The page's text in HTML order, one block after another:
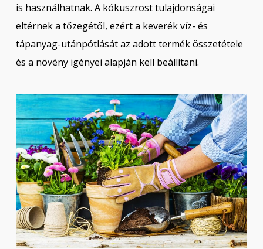
is használhatnak. A kókuszrost tulajdonságai
eltérnek a tőzegétől, ezért a keverék víz- és
tápanyag-utánpótlását az adott termék összetétele
és a növény igényei alapján kell beállítani.